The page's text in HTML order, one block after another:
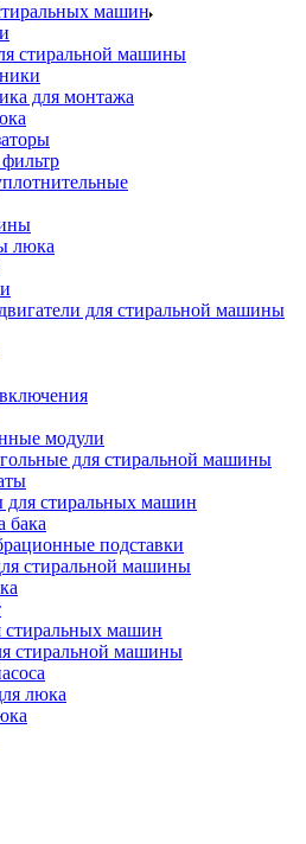
машин
стиральной машины
для монтажа
люка
для стиральной машины
модули
для стиральной машины
для стиральных машин
бака
подставки
стиральной машины
стиральных машин
стиральной машины
люка